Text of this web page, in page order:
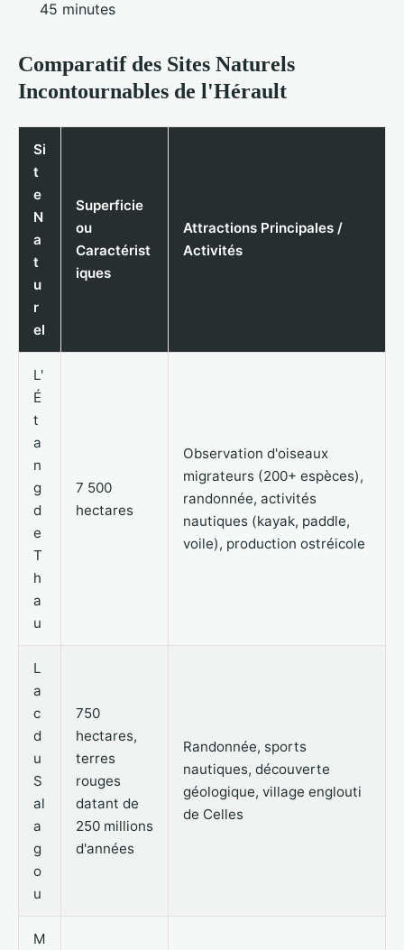
45 minutes
Comparatif des Sites Naturels
Incontournables de l'Hérault
Si
t
e
N
a
t
u
r
el
Superficie
ou
Caractérist
iques
Attractions Principales /
Activités
L'
É
t
a
n
g
d
e
T
h
a
u
7 500
hectares
Observation d'oiseaux
migrateurs (200+ espèces),
randonnée, activités
nautiques (kayak, paddle,
voile), production ostréicole
L
a
c
d
u
S
al
a
g
o
u
750
hectares,
terres
rouges
datant de
250 millions
d'années
Randonnée, sports
nautiques, découverte
géologique, village englouti
de Celles
M